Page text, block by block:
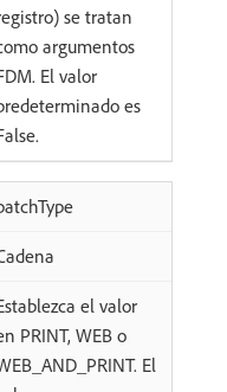
se tratan
argumentos
El valor
es
el valor
PRINT, WEB o
El